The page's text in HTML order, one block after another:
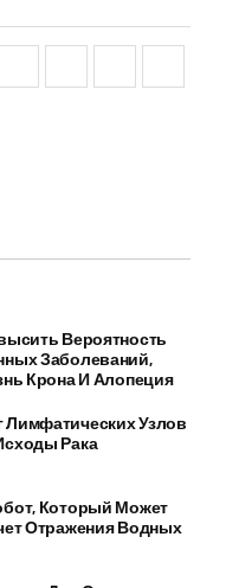
Вероятность
Заболеваний,
Крона И Алопеция
Узлов
Рака
Который Может
Отражения Водных